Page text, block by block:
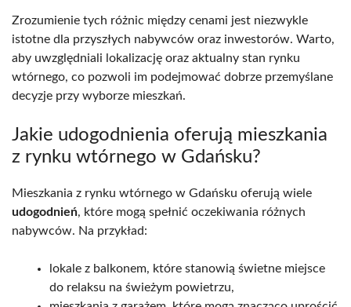
Zrozumienie tych różnic między cenami jest niezwykle
istotne dla przyszłych nabywców oraz inwestorów. Warto,
aby uwzględniali lokalizację oraz aktualny stan rynku
wtórnego, co pozwoli im podejmować dobrze przemyślane
decyzje przy wyborze mieszkań.
Jakie udogodnienia oferują mieszkania
z rynku wtórnego w Gdańsku?
Mieszkania z rynku wtórnego w Gdańsku oferują wiele
udogodnień, które mogą spełnić oczekiwania różnych
nabywców. Na przykład:
lokale z balkonem, które stanowią świetne miejsce
do relaksu na świeżym powietrzu,